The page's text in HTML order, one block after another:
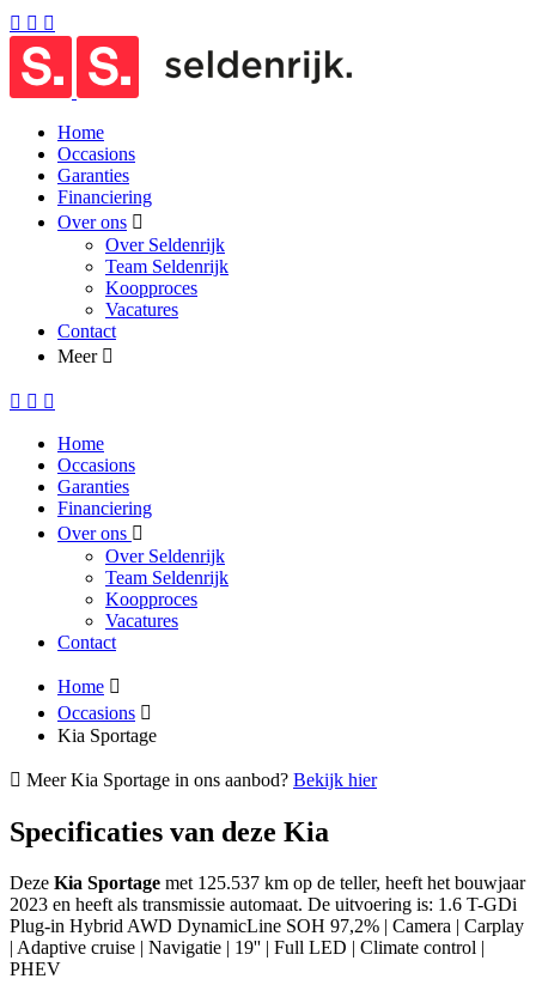
Home
Occasions
Garanties
Financiering
Over ons
Over Seldenrijk
Team Seldenrijk
Koopproces
Vacatures
Contact
Meer
Home
Occasions
Garanties
Financiering
Over ons
Over Seldenrijk
Team Seldenrijk
Koopproces
Vacatures
Contact
Home
Occasions
Kia Sportage
Meer Kia Sportage in ons aanbod? Bekijk hier
Specificaties van deze Kia
Deze Kia Sportage met 125.537 km op de teller, heeft het bouwjaar
2023 en heeft als transmissie automaat. De uitvoering is: 1.6 T-GDi
Plug-in Hybrid AWD DynamicLine SOH 97,2% | Camera | Carplay
| Adaptive cruise | Navigatie | 19'' | Full LED | Climate control |
PHEV